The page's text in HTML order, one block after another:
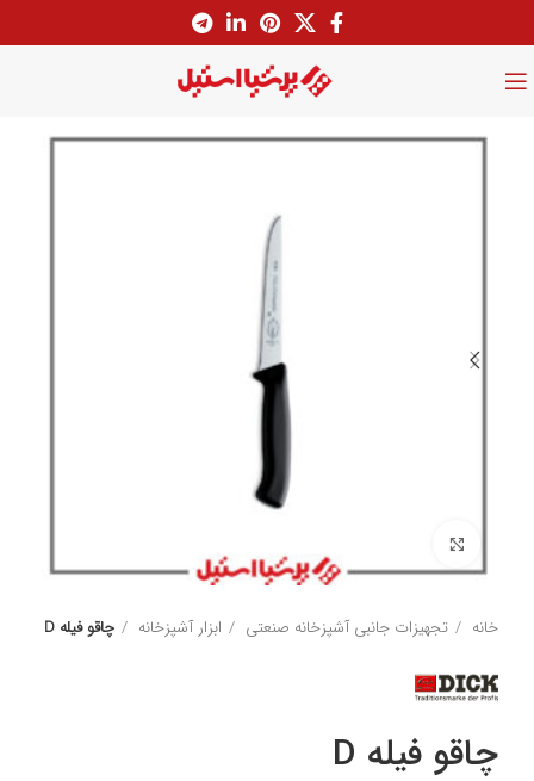
خانه تجهیزات جانبی آشپزخانه صنعتی ابزار آشپزخانه چاقو فیله D
چاقو فیله D